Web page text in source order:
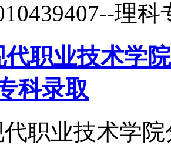
理科
职业技术学
科录取
职业技术学